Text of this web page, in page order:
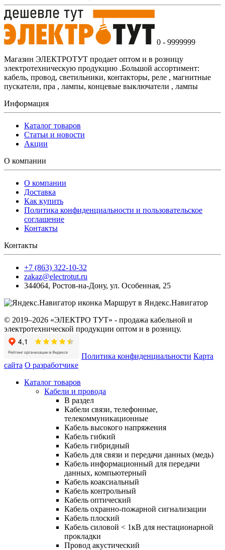
0 - 9999999
Магазин ЭЛЕКТРОТУТ продает оптом и в розницу
электротехническую продукцию .Большой ассортимент:
кабель, провод, светильники, контакторы, реле , магнитные
пускатели, пра , лампы, концевые выключатели , лампы
Информация
Каталог товаров
Статьи и новости
Акции
О компании
О компании
Доставка
Как купить
Политика конфиденциальности и пользовательское
соглашение
Контакты
Контакты
+7 (863) 322-10-32
zakaz@electrotut.ru
344064, Ростов-на-Дону, ул. Особенная, 25
Маршрут в Яндекс.Навигатор
© 2019–2026 «ЭЛЕКТРО ТУТ» - продажа кабельной и
электротехнической продукции оптом и в розницу.
Политика конфиденциальности Карта
сайта О разработчике
Каталог товаров
Кабели и провода
В раздел
Кабели связи, телефонные,
телекоммуникационные
Кабель высокого напряжения
Кабель гибкий
Кабель гибридный
Кабель для связи и передачи данных (медь)
Кабель информационный для передачи
данных, компьютерный
Кабель коаксиальный
Кабель контрольный
Кабель оптический
Кабель охранно-пожарной сигнализации
Кабель плоский
Кабель силовой < 1кВ для нестационарной
прокладки
Провод акустический